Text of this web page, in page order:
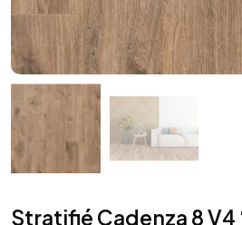
Stratifié Cadenza 8 V4